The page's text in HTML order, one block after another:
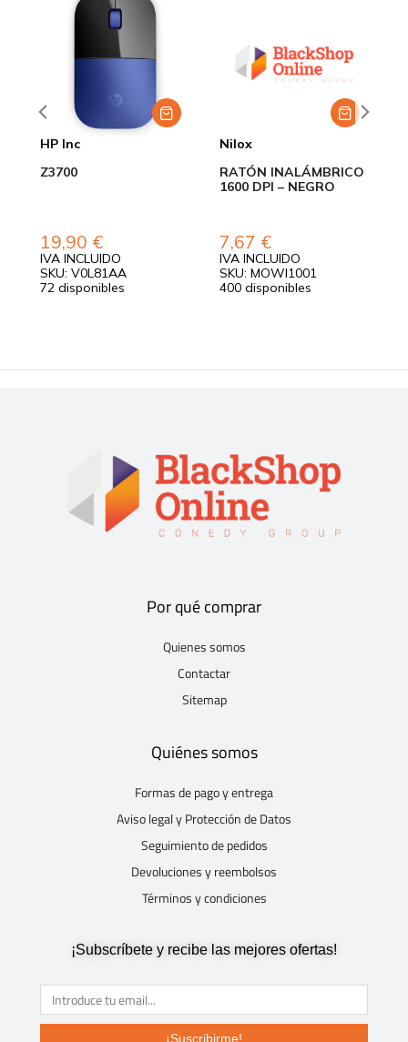
HP Inc
Z3700
19,90 €
IVA INCLUIDO
SKU: V0L81AA
72 disponibles
Nilox
RATÓN INALÁMBRICO
1600 DPI – NEGRO
7,67 €
IVA INCLUIDO
SKU: MOWI1001
400 disponibles
Por qué comprar
Quienes somos
Contactar
Sitemap
Quiénes somos
Formas de pago y entrega
Aviso legal y Protección de Datos
Seguimiento de pedidos
Devoluciones y reembolsos
Términos y condiciones
¡Subscríbete y recibe las mejores ofertas!
¡Suscribirme!